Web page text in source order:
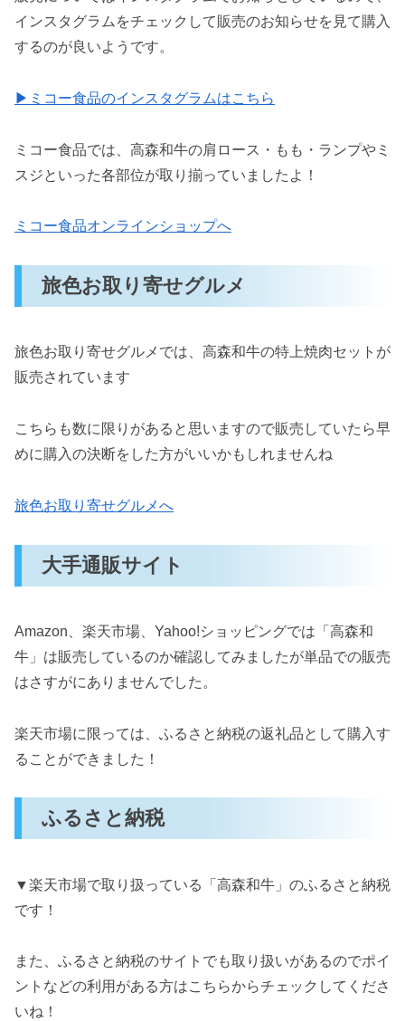
インスタグラムをチェックして販売のお知らせを見て購入
するのが良いようです。
▶ミコー食品のインスタグラムはこちら
ミコー食品では、高森和牛の肩ロース・もも・ランプやミ
スジといった各部位が取り揃っていましたよ！
ミコー食品オンラインショップへ
旅色お取り寄せグルメ
旅色お取り寄せグルメでは、高森和牛の特上焼肉セットが
販売されています
こちらも数に限りがあると思いますので販売していたら早
めに購入の決断をした方がいいかもしれませんね
旅色お取り寄せグルメへ
大手通販サイト
Amazon、楽天市場、Yahoo!ショッピングでは「高森和
牛」は販売しているのか確認してみましたが単品での販売
はさすがにありませんでした。
楽天市場に限っては、ふるさと納税の返礼品として購入す
ることができました！
ふるさと納税
▼楽天市場で取り扱っている「高森和牛」のふるさと納税
です！
また、ふるさと納税のサイトでも取り扱いがあるのでポイ
ントなどの利用がある方はこちらからチェックしてくださ
いね！